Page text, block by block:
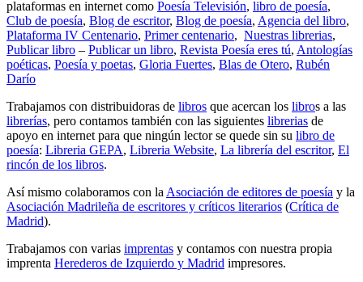
plataformas en internet como Poesía Televisión, libro de poesía,
Club de poesía, Blog de escritor, Blog de poesía, Agencia del libro,
Plataforma IV Centenario, Primer centenario, Nuestras librerias,
Publicar libro – Publicar un libro, Revista Poesía eres tú, Antologías
poéticas, Poesía y poetas, Gloria Fuertes, Blas de Otero, Rubén
Darío
Trabajamos con distribuidoras de libros que acercan los libros a las
librerías, pero contamos también con las siguientes librerias de
apoyo en internet para que ningún lector se quede sin su libro de
poesía: Libreria GEPA, Libreria Website, La librería del escritor, El
rincón de los libros.
Así mismo colaboramos con la Asociación de editores de poesía y la
Asociación Madrileña de escritores y críticos literarios (Crítica de
Madrid).
Trabajamos con varias imprentas y contamos con nuestra propia
imprenta Herederos de Izquierdo y Madrid impresores.